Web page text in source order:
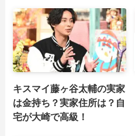
キスマイ藤ヶ谷太輔の実家
は金持ち？実家住所は？自
宅が大崎で高級！